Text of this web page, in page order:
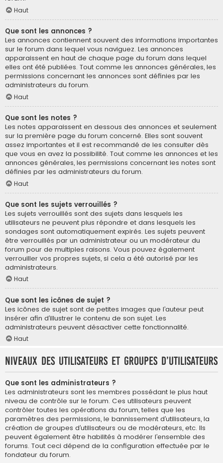
Haut
Que sont les annonces ?
Les annonces contiennent souvent des informations importantes
sur le forum dans lequel vous naviguez. Les annonces
apparaissent en haut de chaque page du forum dans lequel
elles ont été publiées. Tout comme les annonces générales, les
permissions concernant les annonces sont définies par les
administrateurs du forum.
Haut
Que sont les notes ?
Les notes apparaissent en dessous des annonces et seulement
sur la première page du forum concerné. Elles sont souvent
assez importantes et il est recommandé de les consulter dès
que vous en avez la possibilité. Tout comme les annonces et les
annonces générales, les permissions concernant les notes sont
définies par les administrateurs du forum.
Haut
Que sont les sujets verrouillés ?
Les sujets verrouillés sont des sujets dans lesquels les
utilisateurs ne peuvent plus répondre et dans lesquels les
sondages sont automatiquement expirés. Les sujets peuvent
être verrouillés par un administrateur ou un modérateur du
forum pour de multiples raisons. Vous pouvez également
verrouiller vos propres sujets, si cela a été autorisé par les
administrateurs.
Haut
Que sont les icônes de sujet ?
Les icônes de sujet sont de petites images que l’auteur peut
insérer afin d’illustrer le contenu de son sujet. Les
administrateurs peuvent désactiver cette fonctionnalité.
Haut
Niveaux des utilisateurs et groupes d’utilisateurs
Que sont les administrateurs ?
Les administrateurs sont les membres possédant le plus haut
niveau de contrôle sur le forum. Ces utilisateurs peuvent
contrôler toutes les opérations du forum, telles que les
paramètres des permissions, le bannissement d’utilisateurs, la
création de groupes d’utilisateurs ou de modérateurs, etc. Ils
peuvent également être habilités à modérer l’ensemble des
forums. Tout ceci dépend de la configuration effectuée par le
fondateur du forum.